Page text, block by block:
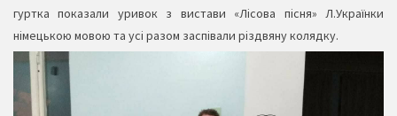
гуртка показали уривок з вистави «Лісова пісня» Л.Українки
німецькою мовою та усі разом заспівали різдвяну колядку.